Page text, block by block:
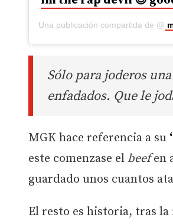
Una publicación compartida de @
Sólo para joderos
enfadados. Que le
MGK hace referencia a su
este comenzase el beefen
guardado unos cuantos
El resto es historia, tras